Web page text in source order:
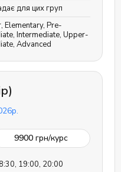
для цих груп
, Elementary, Pre-
, Intermediate, Upper-
, Advanced
9900 грн/курс
19:00, 20:00